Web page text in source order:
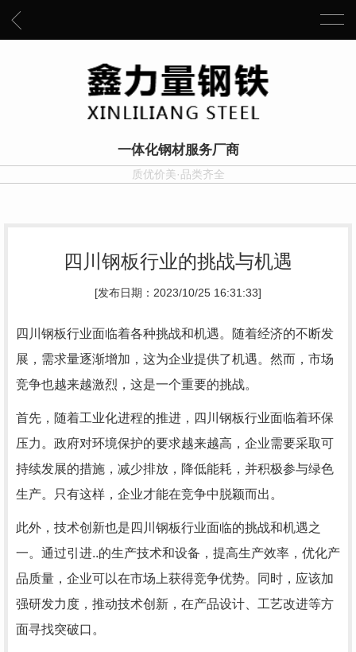
一体化钢材服务厂商
质优价美·品类齐全
四川钢板行业的挑战与机遇
[发布日期：2023/10/25 16:31:33]
四川钢板行业面临着各种挑战和机遇。随着经济的不断发
展，需求量逐渐增加，这为企业提供了机遇。然而，市场
竞争也越来越激烈，这是一个重要的挑战。
首先，随着工业化进程的推进，四川钢板行业面临着环保
压力。政府对环境保护的要求越来越高，企业需要采取可
持续发展的措施，减少排放，降低能耗，并积极参与绿色
生产。只有这样，企业才能在竞争中脱颖而出。
此外，技术创新也是四川钢板行业面临的挑战和机遇之
一。通过引进..的生产技术和设备，提高生产效率，优化产
品质量，企业可以在市场上获得竞争优势。同时，应该加
强研发力度，推动技术创新，在产品设计、工艺改进等方
面寻找突破口。